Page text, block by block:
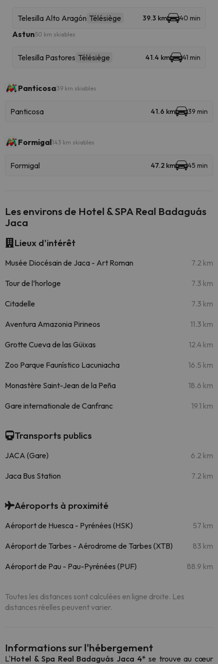
Telesilla Alto Aragón Télésiège 39.3 km 40 min
Astun50 km skiables
Telesilla Pastores Télésiège 41.4 km 41 min
Panticosa39 km skiables
Panticosa 41.6 km 39 min
Formigal143 km skiables
Formigal 47.2 km 45 min
Les environs de Hotel & SPA Real Badaguás
Jaca
Lieux d'intérêt
Musée Diocésain de Jaca - Art Roman 7.2 km
Tour de l’horloge 7.3 km
Citadelle 7.3 km
Aventura Amazonia Pirineos 11.3 km
Grotte Cueva de las Güixas 12.4 km
Zoo Parque Faunístico Lacuniacha 16.5 km
Monastère Saint-Jean de la Peña 18.6 km
Gare internationale de Canfranc 19.1 km
Transports publics
JACA (Gare) 6.2 km
Jaca Bus Station 7.2 km
Aéroports à proximité
Aéroport de Huesca - Pyrénées (HSK) 57 km
Aéroport de Tarbes - Aérodrome de Tarbes (XTB) 83 km
Aéroport de Pau - Pau-Pyrénées (PUF) 88.9 km
Toutes les distances sont calculées en ligne droite. Les
distances réelles peuvent varier.
Informations sur l'hébergement
L'Hotel & Spa Real Badaguás Jaca 4*se trouve au cœur